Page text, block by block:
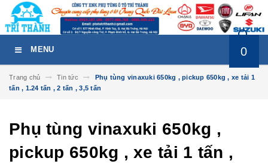
MENU 0
Trang chủ Tin tức
Phụ tùng vinaxuki 650kg , pickup 650kg , xe tải 1
tấn , 1.24 tấn , 2 tấn , 3,5 tấn
Phụ tùng vinaxuki 650kg ,
pickup 650kg , xe tải 1 tấn ,